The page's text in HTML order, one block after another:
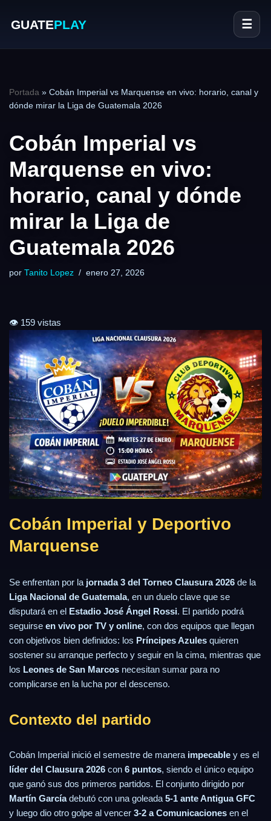
GUATEPLAY ☰
Portada » Cobán Imperial vs Marquense en vivo: horario, canal y
dónde mirar la Liga de Guatemala 2026
Cobán Imperial vs
Marquense en vivo:
horario, canal y dónde
mirar la Liga de
Guatemala 2026
por Tanito Lopez enero 27, 2026
👁️ 159 vistas
Cobán Imperial y Deportivo
Marquense
Se enfrentan por la jornada 3 del Torneo Clausura 2026 de la
Liga Nacional de Guatemala, en un duelo clave que se
disputará en el Estadio José Ángel Rossi. El partido podrá
seguirse en vivo por TV y online, con dos equipos que llegan
con objetivos bien definidos: los Príncipes Azules quieren
sostener su arranque perfecto y seguir en la cima, mientras que
los Leones de San Marcos necesitan sumar para no
complicarse en la lucha por el descenso.
Contexto del partido
Cobán Imperial inició el semestre de manera impecable y es el
líder del Clausura 2026 con 6 puntos, siendo el único equipo
que ganó sus dos primeros partidos. El conjunto dirigido por
Martín Garcíadebutó con una goleada 5-1 ante Antigua GFC
y luego dio otro golpe al vencer 3-2 a Comunicaciones en el